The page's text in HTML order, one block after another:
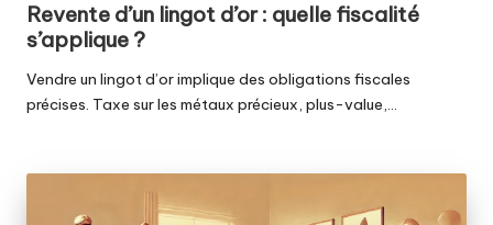
Revente d’un lingot d’or : quelle fiscalité
s’applique ?
Vendre un lingot d’or implique des obligations fiscales
précises. Taxe sur les métaux précieux, plus-value,…